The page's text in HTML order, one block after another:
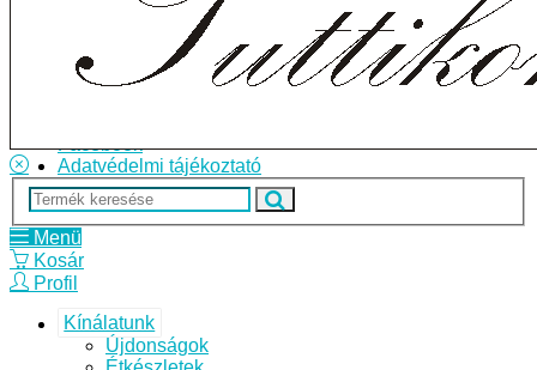
Telefon
Szállítás
Facebook
Adatvédelmi tájékoztató
Menü
Kosár
Profil
Kínálatunk
Újdonságok